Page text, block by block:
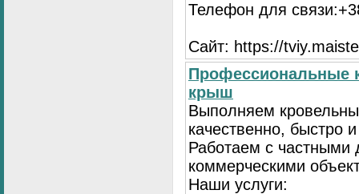
Телефон для
Сайт: https://
Профессиональные
крыш
Выполняем
качественно, быстро
Работаем с
коммерческими
Наши услуги: